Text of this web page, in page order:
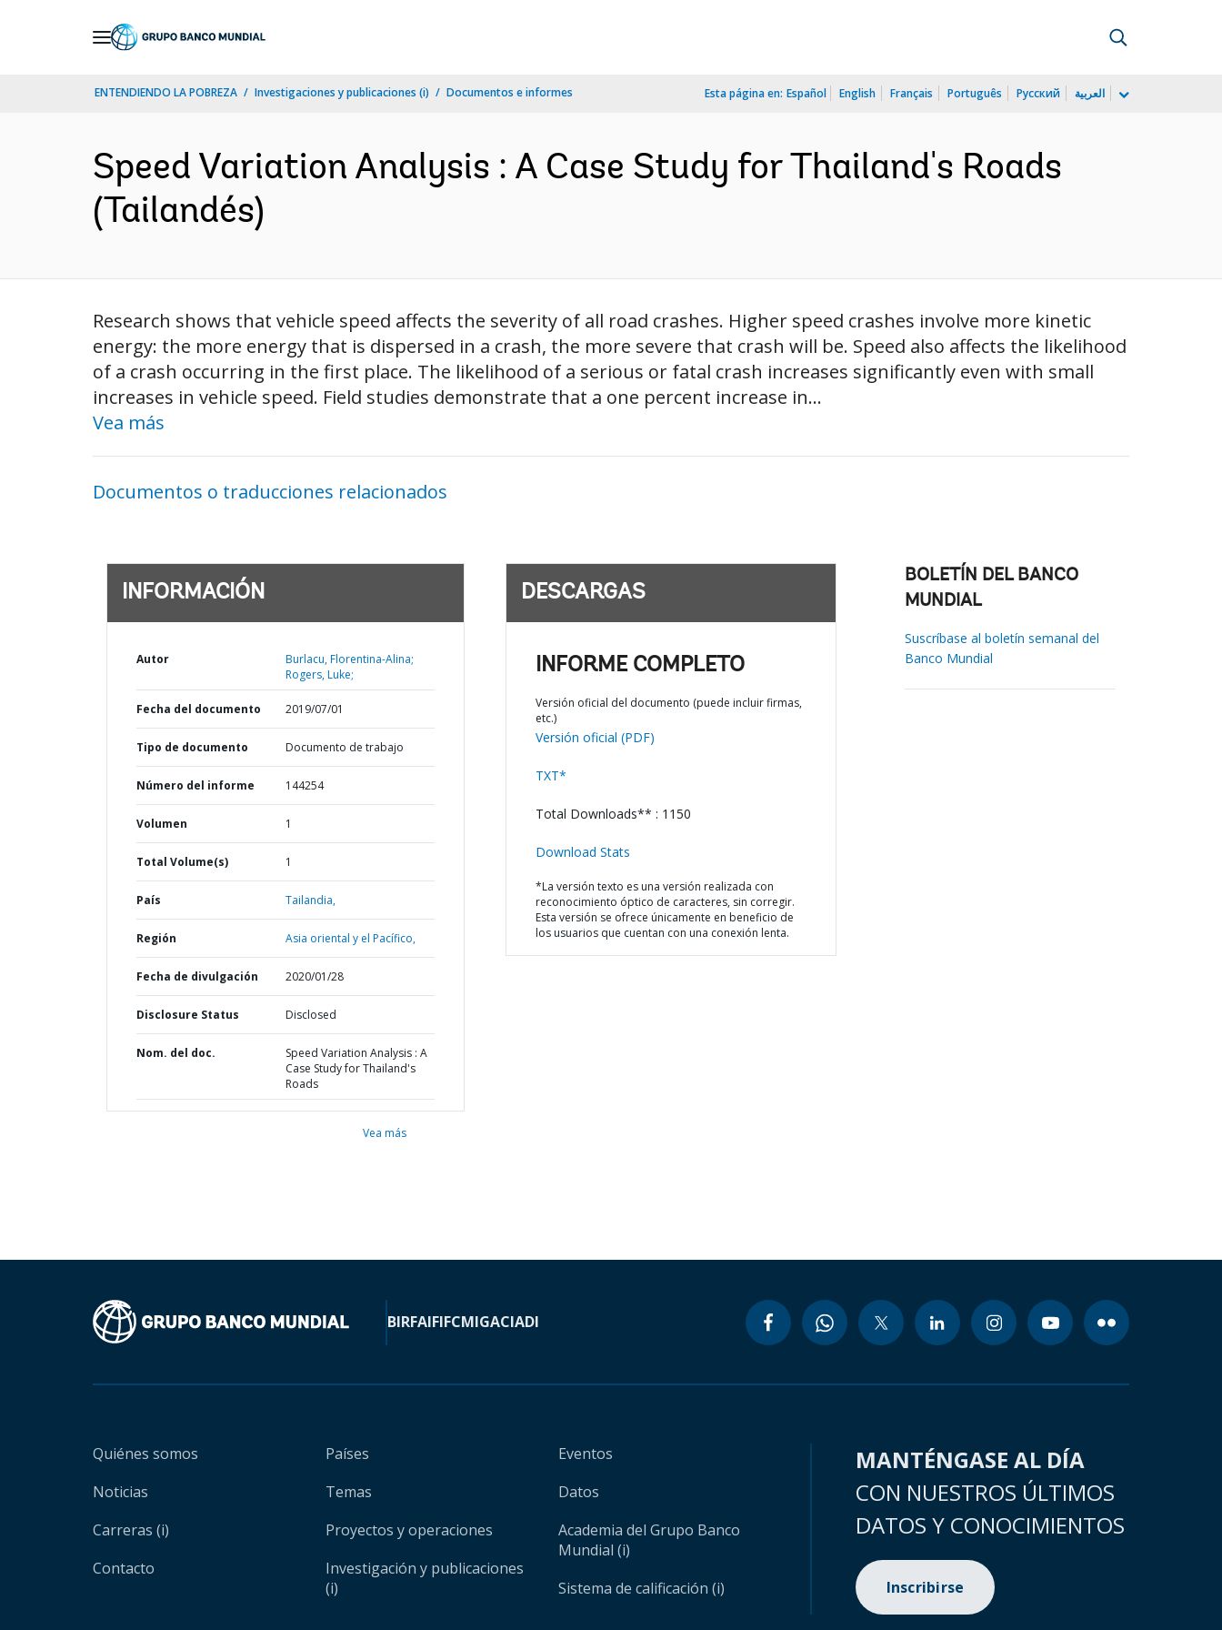
ENTENDIENDO LA POBREZA Investigaciones y publicaciones (i) Documentos e informes Esta página en: Español English Français Português Русский العربية
Speed Variation Analysis : A Case Study for Thailand's Roads
(Tailandés)
Research shows that vehicle speed affects the severity of all road crashes. Higher speed crashes involve more kinetic
energy: the more energy that is dispersed in a crash, the more severe that crash will be. Speed also affects the likelihood
of a crash occurring in the first place. The likelihood of a serious or fatal crash increases significantly even with small
increases in vehicle speed. Field studies demonstrate that a one percent increase in...
Vea más
Documentos o traducciones relacionados
INFORMACIÓN
Autor
Burlacu, Florentina-Alina;
Rogers, Luke;
Fecha del documento 2019/07/01
Tipo de documento Documento de trabajo
Número del informe 144254
Volumen 1
Total Volume(s) 1
País Tailandia,
Región Asia oriental y el Pacífico,
Fecha de divulgación 2020/01/28
Disclosure Status Disclosed
Nom. del doc.
Speed Variation Analysis : A
Case Study for Thailand's
Roads
Vea más
DESCARGAS
INFORME COMPLETO
Versión oficial del documento (puede incluir firmas,
etc.)
Versión oficial (PDF)
TXT*
Total Downloads** : 1150
Download Stats
*La versión texto es una versión realizada con
reconocimiento óptico de caracteres, sin corregir.
Esta versión se ofrece únicamente en beneficio de
los usuarios que cuentan con una conexión lenta.
BOLETÍN DEL BANCO
MUNDIAL
Suscríbase al boletín semanal del
Banco Mundial
BIRFAIFIFCMIGACIADI
Quiénes somos
Noticias
Carreras (i)
Contacto
Países
Temas
Proyectos y operaciones
Investigación y publicaciones
(i)
Eventos
Datos
Academia del Grupo Banco
Mundial (i)
Sistema de calificación (i)
MANTÉNGASE AL DÍA
CON NUESTROS ÚLTIMOS
DATOS Y CONOCIMIENTOS
Inscribirse